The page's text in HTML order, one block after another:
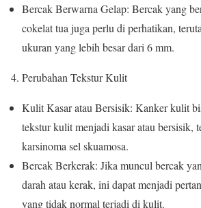
Bercak Berwarna Gelap: Bercak yang
cokelat tua juga perlu di perhatikan,
ukuran yang lebih besar dari 6 mm.
4. Perubahan Tekstur Kulit
Kulit Kasar atau Bersisik: Kanker kulit
tekstur kulit menjadi kasar atau bersisik,
karsinoma sel skuamosa.
Bercak Berkerak: Jika muncul bercak
darah atau kerak, ini dapat menjadi
yang tidak normal terjadi di kulit.